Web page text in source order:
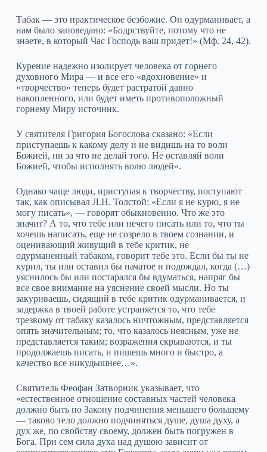
Табак — это практическое безбожие. Он одурманивает, а
нам было заповедано: «Бодрствуйте, потому что не
знаете, в который Час Господь ваш придет!» (Мф. 24, 42).
Курение надежно изолирует человека от горнего
духовного Мира — и все его «вдохновение» и
«творчество» теперь будет растратой давно
накопленного, или будет иметь противоположный
горнему Миру источник.
У святителя Григория Богослова сказано: «Если
приступаешь к какому делу и не видишь на то воли
Божией, ни за что не делай того. Не оставляй воли
Божией, чтобы исполнять волю людей».
Однако чаще люди, приступая к творчеству, поступают
так, как описывал Л.Н. Толстой: «Если я не курю, я не
могу писать», — говорят обыкновенно. Что же это
значит? А то, что тебе или нечего писать или то, что ты
хочешь написать, еще не созрело в твоем сознании, и
оценивающий живущий в тебе критик, не
одурманенный табаком, говорит тебе это. Если бы ты не
курил, ты или оставил бы начатое и подождал, когда (…)
уяснилось бы или постарался бы вдуматься, напряг бы
все свое внимание на уяснение своей мысли. Но ты
закуриваешь, сидящий в тебе критик одурманивается, и
задержка в твоей работе устраняется то, что тебе
трезвому от табаку казалось ничтожным, представляется
опять значительным; то, что казалось неясным, уже не
представляется таким; возражения скрываются, и ты
продолжаешь писать, и пишешь много и быстро, а
качество все никудышнее…».
Святитель Феофан Затворник указывает, что
«естественное отношение составных частей человека
должно быть по Закону подчинения меньшего большему
— таково тело должно подчиняться душе, душа духу, а
дух же, по свойству своему, должен быть погружен в
Бога. При сем сила духа над душою зависит от